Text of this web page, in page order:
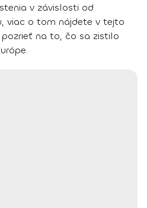
v závislosti od
viac o tom nájdete v tejto
na to, čo sa zistilo